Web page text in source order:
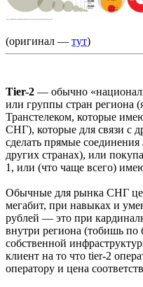
(оригинал — тут)
Tier-2 — обычно
или группы стран региона
Транстелеком, которые
СНГ), которые для связи с
сделать прямые
других странах), или
1, или (что чаще всего)
Обычные для рынка СНГ
мегабит, при навыках и
рублей — это при
внутри региона (тобишь по
собственной
клиент на то что tier-2
оператору и цена